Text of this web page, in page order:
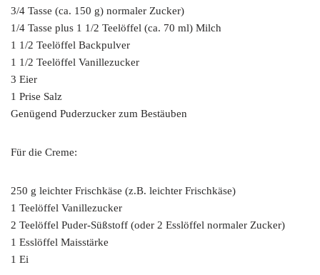
3/4 Tasse (ca. 150 g) normaler Zucker)
1/4 Tasse plus 1 1/2 Teelöffel (ca. 70 ml) Milch
1 1/2 Teelöffel Backpulver
1 1/2 Teelöffel Vanillezucker
3 Eier
1 Prise Salz
Genügend Puderzucker zum Bestäuben
Für die Creme:
250 g leichter Frischkäse (z.B. leichter Frischkäse)
1 Teelöffel Vanillezucker
2 Teelöffel Puder-Süßstoff (oder 2 Esslöffel normaler Zucker)
1 Esslöffel Maisstärke
1 Ei